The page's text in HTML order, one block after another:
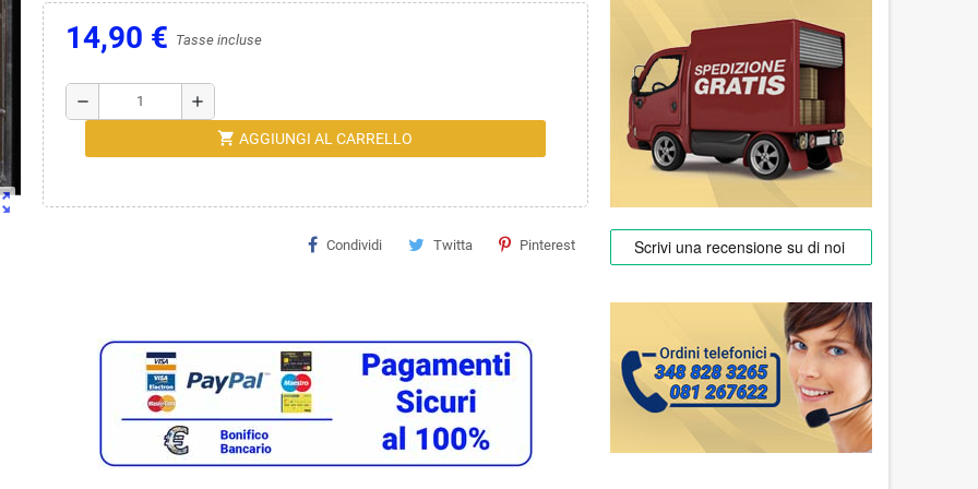
14,90 € Tasse incluse
remove add
shopping_cart AGGIUNGI AL CARRELLO
Condividi Twitta Pinterest